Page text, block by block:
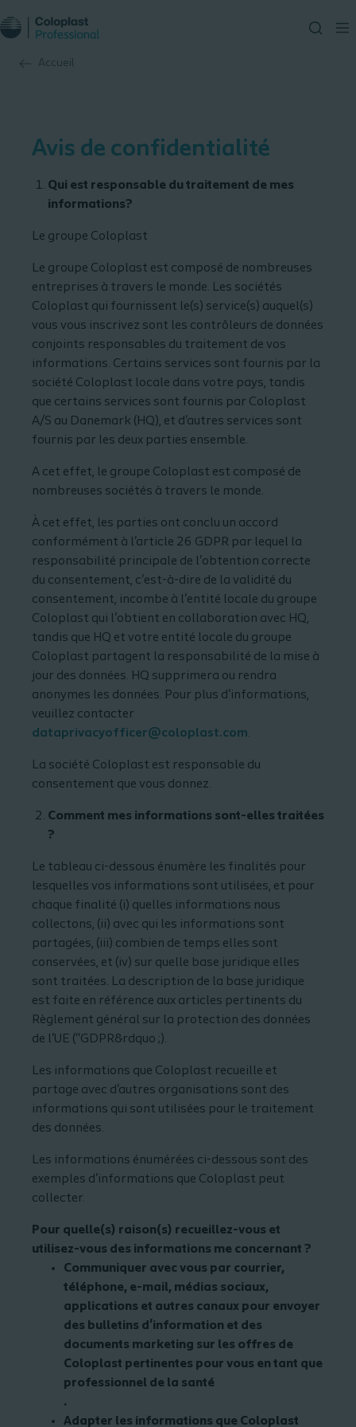
Accueil
Avis de confidentialité
Qui est responsable du traitement de mes
informations?
Le groupe Coloplast
Le groupe Coloplast est composé de nombreuses
entreprises à travers le monde. Les sociétés
Coloplast qui fournissent le(s) service(s) auquel(s)
vous vous inscrivez sont les contrôleurs de données
conjoints responsables du traitement de vos
informations. Certains services sont fournis par la
société Coloplast locale dans votre pays, tandis
que certains services sont fournis par Coloplast
A/S au Danemark (HQ), et d'autres services sont
fournis par les deux parties ensemble.
A cet effet, le groupe Coloplast est composé de
nombreuses sociétés à travers le monde.
À cet effet, les parties ont conclu un accord
conformément à l'article 26 GDPR par lequel la
responsabilité principale de l'obtention correcte
du consentement, c'est-à-dire de la validité du
consentement, incombe à l'entité locale du groupe
Coloplast qui l'obtient en collaboration avec HQ,
tandis que HQ et votre entité locale du groupe
Coloplast partagent la responsabilité de la mise à
jour des données. HQ supprimera ou rendra
anonymes les données. Pour plus d'informations,
veuillez contacter
dataprivacyofficer@coloplast.com.
La société Coloplast est responsable du
consentement que vous donnez.
Comment mes informations sont-elles traitées
?
Le tableau ci-dessous énumère les finalités pour
lesquelles vos informations sont utilisées, et pour
chaque finalité (i) quelles informations nous
collectons, (ii) avec qui les informations sont
partagées, (iii) combien de temps elles sont
conservées, et (iv) sur quelle base juridique elles
sont traitées. La description de la base juridique
est faite en référence aux articles pertinents du
Règlement général sur la protection des données
de l'UE (“GDPR&rdquo ;).
Les informations que Coloplast recueille et
partage avec d'autres organisations sont des
informations qui sont utilisées pour le traitement
des données.
Les informations énumérées ci-dessous sont des
exemples d'informations que Coloplast peut
collecter.
Pour quelle(s) raison(s) recueillez-vous et
utilisez-vous des informations me concernant ?
Communiquer avec vous par courrier,
téléphone, e-mail, médias sociaux,
applications et autres canaux pour envoyer
des bulletins d'information et des
documents marketing sur les offres de
Coloplast pertinentes pour vous en tant que
professionnel de la santé
.
Adapter les informations que Coloplast